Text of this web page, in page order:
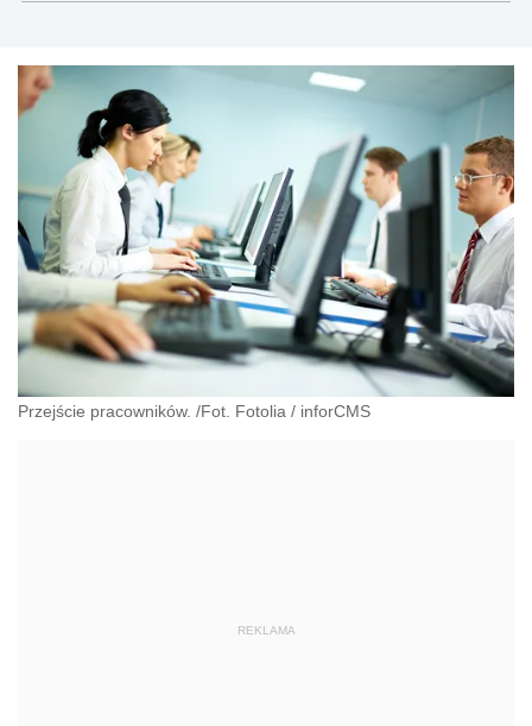
Przejście pracowników. /Fot. Fotolia / inforCMS